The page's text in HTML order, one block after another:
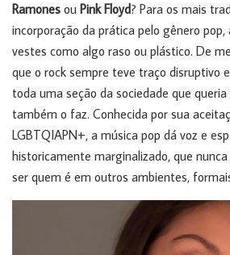
Ramones ou Pink Floyd? Para os mais
incorporação da prática pelo gênero
vestes como algo raso ou plástico. De
que o rock sempre teve traço disruptivo
toda uma seção da sociedade que
também o faz. Conhecida por sua
LGBTQIAPN+, a música pop dá voz e
historicamente marginalizado, que
ser quem é em outros ambientes,